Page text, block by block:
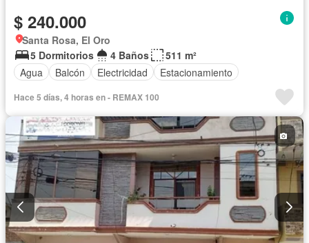
$ 240.000
Santa Rosa, El Oro
5 Dormitorios
4 Baños
511 m²
Agua
Balcón Electricidad Estacionamiento
Hace 5 días, 4 horas en - REMAX 100